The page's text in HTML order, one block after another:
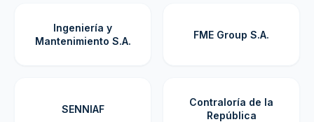
Ingeniería y
Mantenimiento S.A.
FME Group S.A.
SENNIAF
Contraloría de la
República